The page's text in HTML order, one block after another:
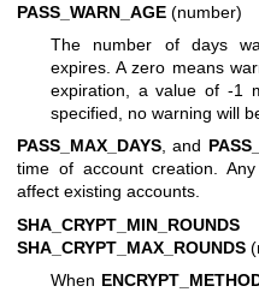
PASS_WARN_AGE (number)
The number of days
expires. A zero means
expiration, a value of -1
specified, no warning will
PASS_MAX_DAYS, and
time of account creation.
affect existing accounts.
SHA_CRYPT_MIN_ROUNDS
SHA_CRYPT_MAX_ROUNDS
When